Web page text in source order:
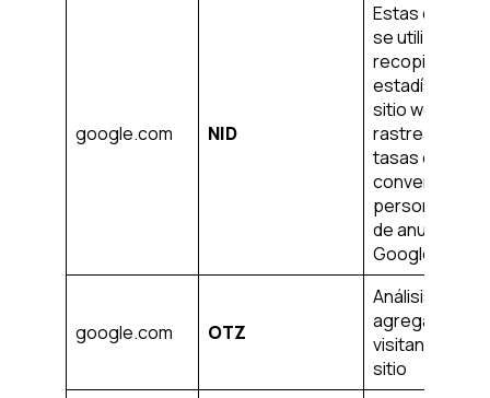
google.com NID
Estas cookies
se utilizan
recopilar
estadísticas
sitio web y
rastrear las
tasas de
conversión y
de anuncios
Google
google.com OTZ
Análisis
agregado de
visitantes del
sitio